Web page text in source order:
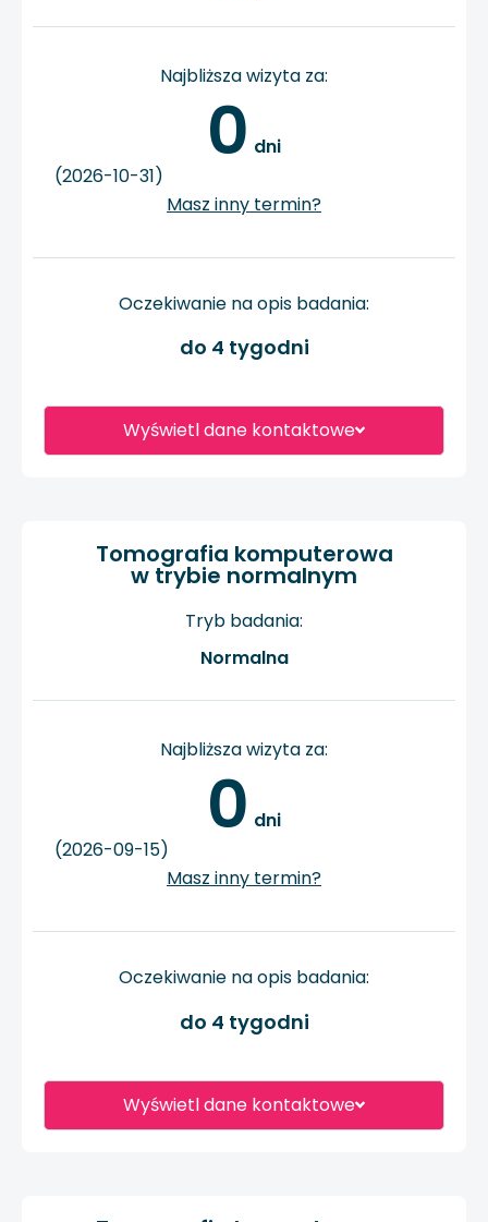
Wyświetl dane kontaktowe
Najbliższa wizyta za:
0 dni
(2026-10-31)
Masz inny termin?
Oczekiwanie na opis badania:
do 4 tygodni
Wyświetl dane kontaktowe
Tomografia komputerowa
w trybie normalnym
Tryb badania:
Normalna
Najbliższa wizyta za:
0 dni
(2026-09-15)
Masz inny termin?
Oczekiwanie na opis badania:
do 4 tygodni